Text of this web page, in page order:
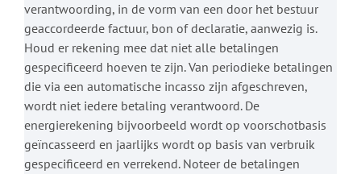
verantwoording, in de vorm van een door het bestuur
geaccordeerde factuur, bon of declaratie, aanwezig is.
Houd er rekening mee dat niet alle betalingen
gespecificeerd hoeven te zijn. Van periodieke betalingen
die via een automatische incasso zijn afgeschreven,
wordt niet iedere betaling verantwoord. De
energierekening bijvoorbeeld wordt op voorschotbasis
geïncasseerd en jaarlijks wordt op basis van verbruik
gespecificeerd en verrekend. Noteer de betalingen